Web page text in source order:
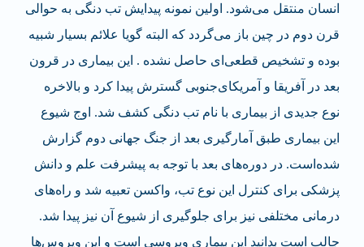
انسان منتقل می‌شود. اولین نمونه پیدایش تب دنگی به حوالی
قرن دوم در چین باز می‌گردد که البته گویا علائم بسیار شبیه
بوده و تشخیص قطعی‌ای حاصل نشده . این بیماری در قرون
بعد در آفریقا و آمریکای‌جنوبی گسترش پیدا کرد و بالاخره
نوع جدیدی از بیماری با نام تب دنگی کشف شد. اوج شیوع
این بیماری طبق آمارگیری بعد از جنگ جهانی دوم گزارش
شده‌است. در دوره‌های بعد با توجه به پیشرفت علم و دانش
پزشکی برای کنترل این نوع تب، واکسن تعبیه شد و راه‌های
درمانی مختلفی نیز برای جلوگیری از شیوع آن نیز پیدا شد.
جالب است بدانید این بیماری ویروسی است و این ویروس‌ها